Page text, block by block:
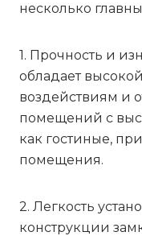
несколько
1. Прочность и
обладает
воздействиям и
помещений с
как гостиные,
помещения.
2. Легкость
конструкции